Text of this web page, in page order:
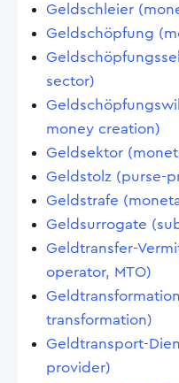
Geldschleier
Geldschöpfung
sector)
money creation)
Geldsektor
Geldstolz (purse-
Geldstrafe
Geldsurrogate
Geldtransfer-
operator, MTO)
transformation)
Geldtransport-
provider)